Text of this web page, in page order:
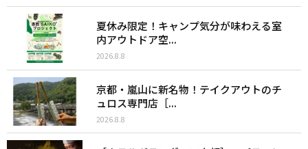
夏休み限定！キャンプ気分が味わえる室
内アウトドア空...
2026.8.8
京都・嵐山に新名物！テイクアウトのチ
ュロス専門店［...
2026.8.8